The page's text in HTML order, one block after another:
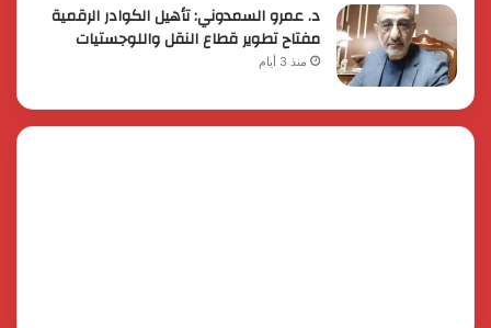
د. عمرو السمدوني: تأهيل الكوادر الرقمية
مفتاح تطوير قطاع النقل واللوجستيات
منذ 3 أيام